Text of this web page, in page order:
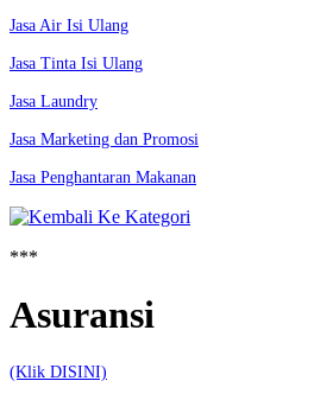
Jasa Air Isi Ulang
Jasa Tinta Isi Ulang
Jasa Laundry
Jasa Marketing dan Promosi
Jasa Penghantaran Makanan
***
Asuransi
(Klik DISINI)